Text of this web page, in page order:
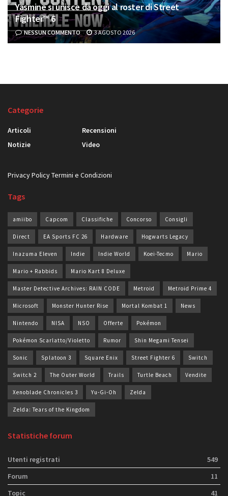
Yasmine si unisce da oggi al roster di Street
Fighter™ 6
NESSUN COMMENTO 3 AGOSTO 2026
Categorie
Articoli
Notizie
Recensioni
Video
Privacy PolicyTermini e Condizioni
Tags
amiibo Capcom Classifiche Concorso Consigli
Direct EA Sports FC 26 Hardware Hogwarts Legacy
Inazuma Eleven Indie Indie World Koei-Tecmo Mario
Mario + Rabbids Mario Kart 8 Deluxe
Master Detective Archives: RAIN CODE Metroid Metroid Prime 4
Microsoft Monster Hunter Rise Mortal Kombat 1 News
Nintendo NISA NSO Offerte Pokémon
Pokémon Scarlatto/Violetto Rumor Shin Megami Tensei
Sonic Splatoon 3 Square Enix Street Fighter 6 Switch
Switch 2 The Outer World Trails Turtle Beach Vendite
Xenoblade Chronicles 3 Yu-Gi-Oh Zelda
Zelda: Tears of the Kingdom
Statistiche forum
Utenti registrati
549
Forum
11
Topic
41